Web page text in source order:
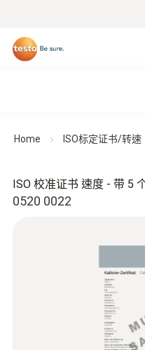
Home ISO标定证书/转速
0520 0022
ISO 校准证书 速度 - 带 5